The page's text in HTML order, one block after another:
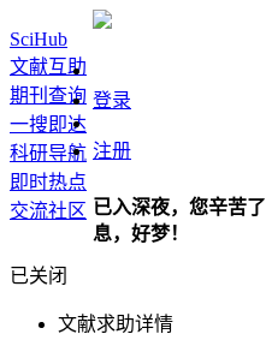
SciHub
文献互助
期刊查询
一搜即达
科研导航
即时热点
交流社区
登录
注册
已入深夜，您辛苦
息，好梦！
已关闭
文献求助详情